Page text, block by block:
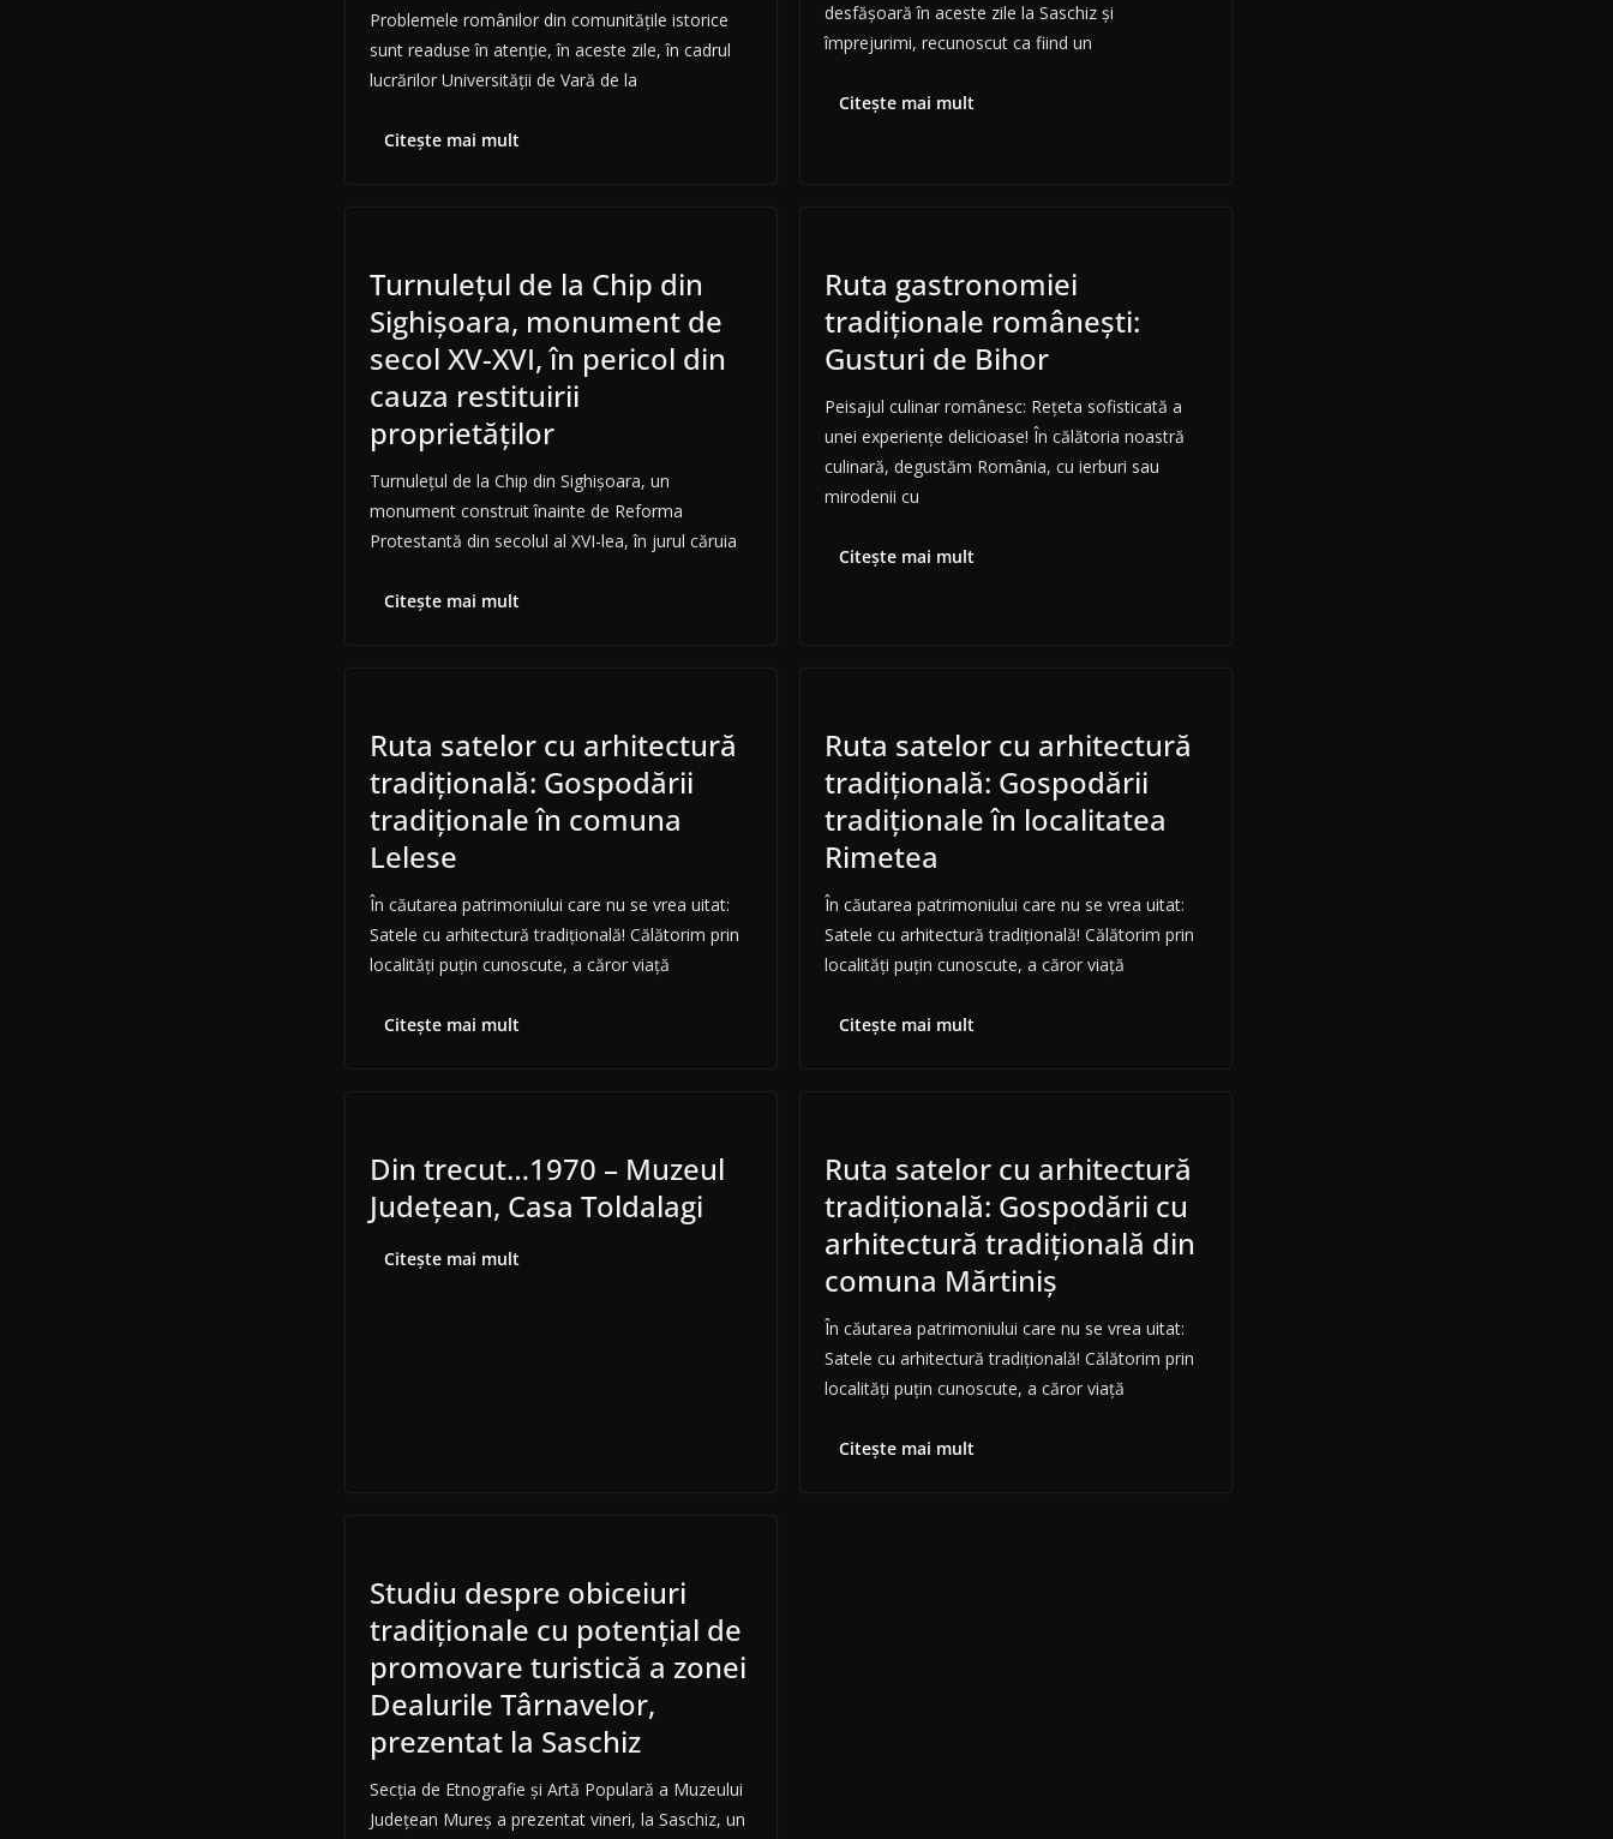
Problemele românilor din comunităţile istorice
sunt readuse în atenţie, în aceste zile, în cadrul
lucrărilor Universităţii de Vară de la
Citește mai mult
desfăşoară în aceste zile la Saschiz şi
împrejurimi, recunoscut ca fiind un
Citește mai mult
Turnuleţul de la Chip din
Sighişoara, monument de
secol XV-XVI, în pericol din
cauza restituirii
proprietăţilor
Turnuleţul de la Chip din Sighişoara, un
monument construit înainte de Reforma
Protestantă din secolul al XVI-lea, în jurul căruia
Citește mai mult
Ruta gastronomiei
tradiționale românești:
Gusturi de Bihor
Peisajul culinar românesc: Rețeta sofisticată a
unei experiențe delicioase! În călătoria noastră
culinară, degustăm România, cu ierburi sau
mirodenii cu
Citește mai mult
Ruta satelor cu arhitectură
tradițională: Gospodării
tradiționale în comuna
Lelese
În căutarea patrimoniului care nu se vrea uitat:
Satele cu arhitectură tradițională! Călătorim prin
localități puțin cunoscute, a căror viață
Citește mai mult
Ruta satelor cu arhitectură
tradițională: Gospodării
tradiționale în localitatea
Rimetea
În căutarea patrimoniului care nu se vrea uitat:
Satele cu arhitectură tradițională! Călătorim prin
localități puțin cunoscute, a căror viață
Citește mai mult
Din trecut…1970 – Muzeul
Judeţean, Casa Toldalagi
Citește mai mult
Ruta satelor cu arhitectură
tradițională: Gospodării cu
arhitectură tradițională din
comuna Mărtiniș
În căutarea patrimoniului care nu se vrea uitat:
Satele cu arhitectură tradițională! Călătorim prin
localități puțin cunoscute, a căror viață
Citește mai mult
Studiu despre obiceiuri
tradiţionale cu potenţial de
promovare turistică a zonei
Dealurile Târnavelor,
prezentat la Saschiz
Secţia de Etnografie şi Artă Populară a Muzeului
Judeţean Mureş a prezentat vineri, la Saschiz, un